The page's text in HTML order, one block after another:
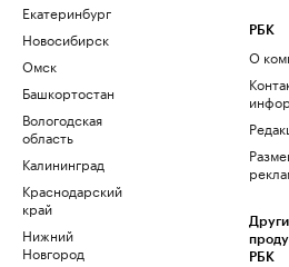
Екатеринбург
Новосибирск
Омск
Башкортостан
Вологодская
область
Калининград
Краснодарский
край
Нижний
Новгород
РБК
О
РБК